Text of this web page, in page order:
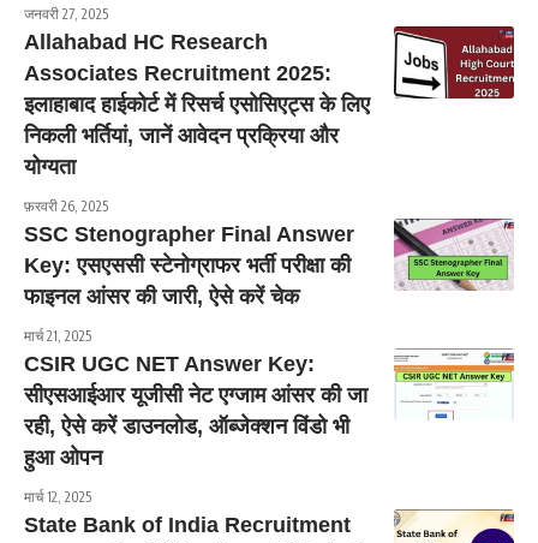
जनवरी 27, 2025
Allahabad HC Research
Associates Recruitment 2025:
इलाहाबाद हाईकोर्ट में रिसर्च एसोसिएट्स के लिए
निकली भर्तियां, जानें आवेदन प्रक्रिया और
योग्यता
फ़रवरी 26, 2025
SSC Stenographer Final Answer
Key: एसएससी स्टेनोग्राफर भर्ती परीक्षा की
फाइनल आंसर की जारी, ऐसे करें चेक
मार्च 21, 2025
CSIR UGC NET Answer Key:
सीएसआईआर यूजीसी नेट एग्जाम आंसर की जा
रही, ऐसे करें डाउनलोड, ऑब्जेक्शन विंडो भी
हुआ ओपन
मार्च 12, 2025
State Bank of India Recruitment